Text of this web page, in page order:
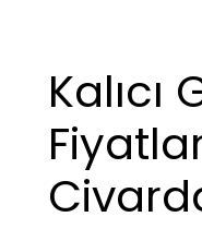
Kalıcı